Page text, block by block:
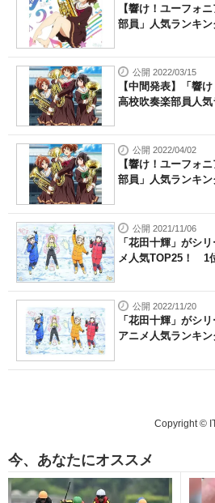
【響け！ユーフォ
部員」人気ランキ
公開 2022/03/15
【中間発表】「響
高校吹奏楽部員人
公開 2022/04/02
【響け！ユーフォ
部員」人気ランキ
公開 2021/11/06
「花田十輝」がシ
メ人気TOP25！ 1
公開 2022/11/20
「花田十輝」がシ
アニメ人気ランキ
Copyright ©
今、あなたにオススメ